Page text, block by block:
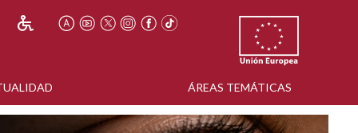
ÁREAS TEMÁTICAS